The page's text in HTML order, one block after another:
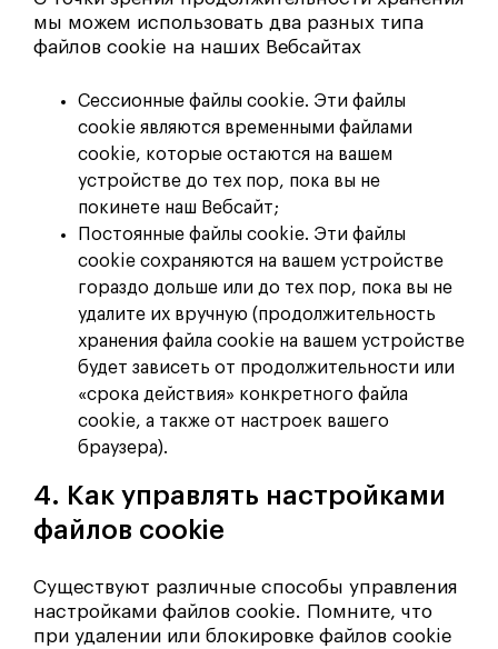
мы можем использовать два разных типа
файлов cookie на наших Вебсайтах
Сессионные файлы cookie. Эти файлы
cookie являются временными файлами
cookie, которые остаются на вашем
устройстве до тех пор, пока вы не
покинете наш Вебсайт;
Постоянные файлы cookie. Эти файлы
cookie сохраняются на вашем устройстве
гораздо дольше или до тех пор, пока вы не
удалите их вручную (продолжительность
хранения файла cookie на вашем устройстве
будет зависеть от продолжительности или
«срока действия» конкретного файла
cookie, а также от настроек вашего
браузера).
4. Как управлять настройками
файлов cookie
Существуют различные способы управления
настройками файлов cookie. Помните, что
при удалении или блокировке файлов cookie